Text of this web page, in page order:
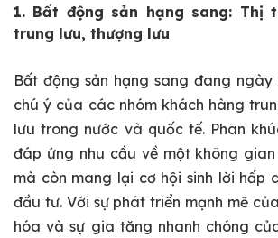
1. Bất động sản hạng sang: Thị
trung lưu, thượng lưu
Bất động sản hạng sang đang
chú ý của các nhóm khách hàng
lưu trong nước và quốc tế. Phân
đáp ứng nhu cầu về một không
mà còn mang lại cơ hội sinh lời hấp
đầu tư. Với sự phát triển mạnh mẽ
hóa và sự gia tăng nhanh chóng